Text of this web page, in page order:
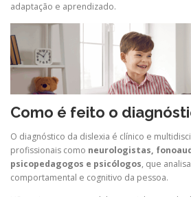
adaptação e aprendizado.
Como é feito o
O diagnóstico da dislexia é clínico e
profissionais como neurologistas,
psicopedagogos e psicólogos, que
comportamental e cognitivo da pessoa.